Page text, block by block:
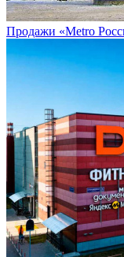
Продажи «Metro